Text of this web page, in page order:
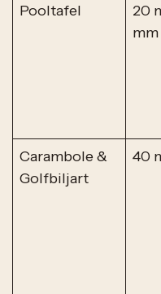
Pooltafel
20
mm
Carambole &
Golfbiljart
40